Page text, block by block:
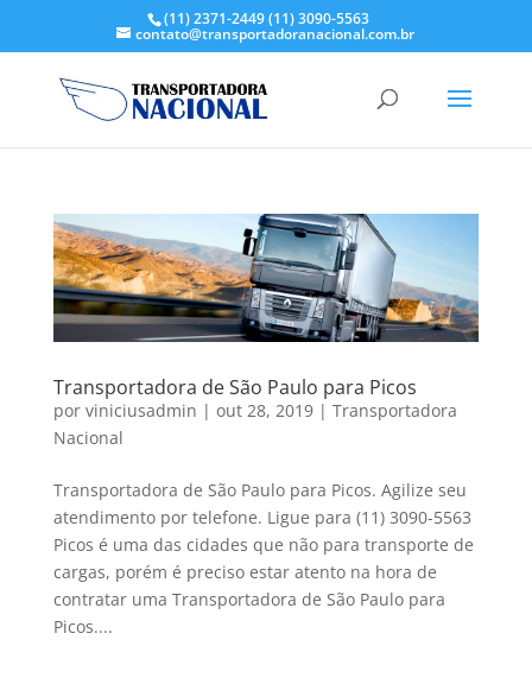
(11) 2371-2449(11) 3090-5563
contato@transportadoranacional.com.br
Transportadora de São Paulo para Picos
por viniciusadmin | out 28, 2019| Transportadora
Nacional
Transportadora de São Paulo para Picos. Agilize seu
atendimento por telefone. Ligue para (11) 3090-5563
Picos é uma das cidades que não para transporte de
cargas, porém é preciso estar atento na hora de
contratar uma Transportadora de São Paulo para
Picos....